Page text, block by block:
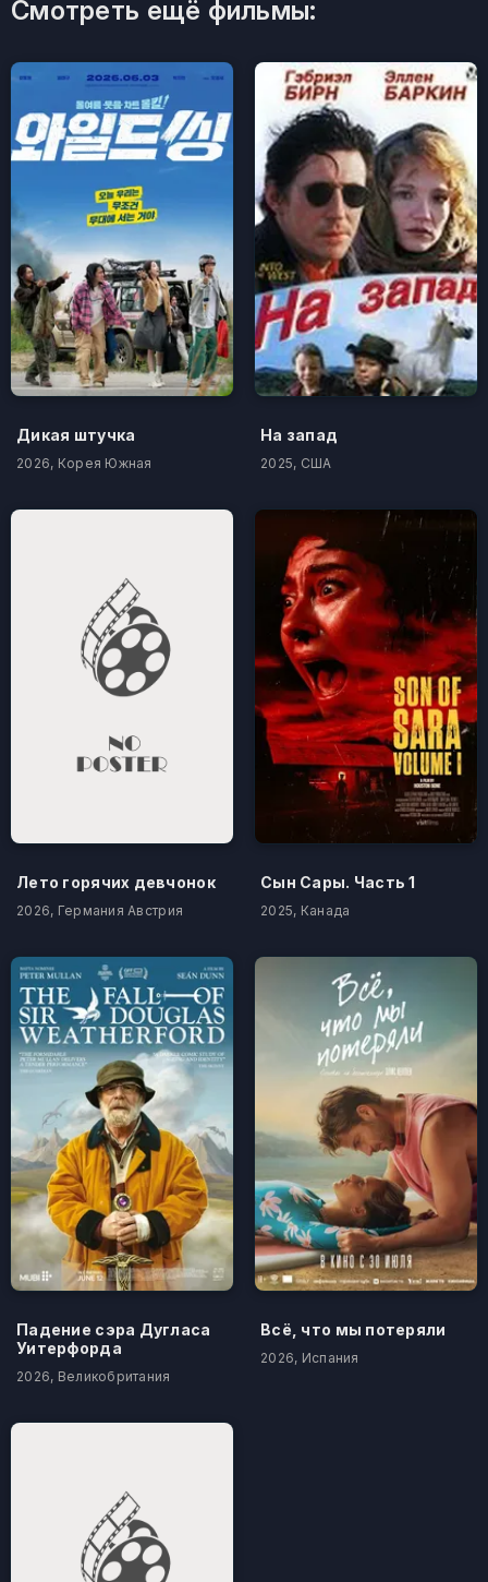
Смотреть ещё фильмы:
Дикая штучка
2026, Корея Южная
На запад
2025, США
Лето горячих девчонок
2026, Германия Австрия
Сын Сары. Часть 1
2025, Канада
Падение сэра Дугласа
Уитерфорда
2026, Великобритания
Всё, что мы потеряли
2026, Испания